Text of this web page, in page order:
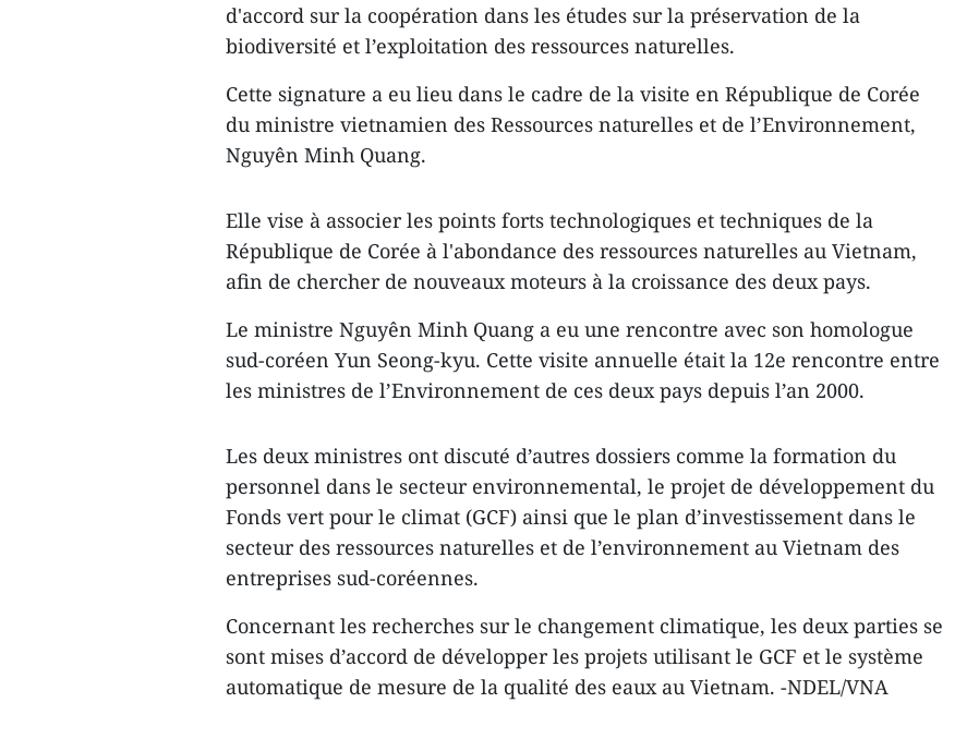
d'accord sur la coopération dans les études sur la préservation de la
biodiversité et l’exploitation des ressources naturelles.
Cette signature a eu lieu dans le cadre de la visite en République de Corée
du ministre vietnamien des Ressources naturelles et de l’Environnement,
Nguyên Minh Quang.
Elle vise à associer les points forts technologiques et techniques de la
République de Corée ​à l'abondance des ressources naturelles au Vietnam,
afin de chercher de nouveaux moteurs à la croissance des deux pays.
Le ministre Nguyên Minh Quang a eu une rencontre avec son homologue
sud-coréen Yun Seong-kyu. Cette visite annuelle était la 12e rencontre entre
les ministres de l’Environnement de ces deux pays depuis l’an 2000.
Les deux ministres ont discuté d’autres dossiers comme la formation du
personnel dans le secteur environnemental, le projet de développement du
Fonds vert pour le climat (GCF) ainsi que le plan d’investissement dans le
secteur des ressources naturelles et de l’environnement au Vietnam des
entreprises sud-coréennes.
Concernant les recherches sur le changement climatique, les deux parties se
sont mises d’accord de développer les projets utilisant le GCF et le système
automatique de mesure de la qualité des eaux au Vietnam. -NDEL/VNA